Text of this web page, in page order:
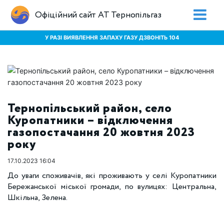
Офіційний сайт АТ Тернопільгаз
У РАЗІ ВИЯВЛЕННЯ ЗАПАХУ ГАЗУ ДЗВОНІТЬ 104
Тернопільський район, село
Куропатники – відключення
газопостачання 20 жовтня 2023
року
17.10.2023 16:04
До уваги споживачів, які проживають у селі Куропатники
Бережанської міської громади, по вулицях: Центральна,
Шкільна, Зелена.